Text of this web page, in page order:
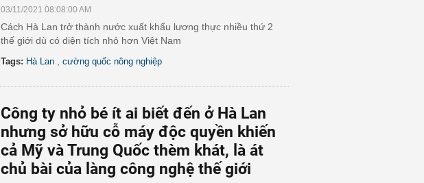
03/11/2021 08:08:00 AM
Cách Hà Lan trở thành nước xuất khẩu lương thực nhiều thứ 2
thế giới dù có diện tích nhỏ hơn Việt Nam
Tags: Hà Lan cường quốc nông nghiệp
Công ty nhỏ bé ít ai biết đến ở Hà Lan
nhưng sở hữu cỗ máy độc quyền khiến
cả Mỹ và Trung Quốc thèm khát, là át
chủ bài của làng công nghệ thế giới